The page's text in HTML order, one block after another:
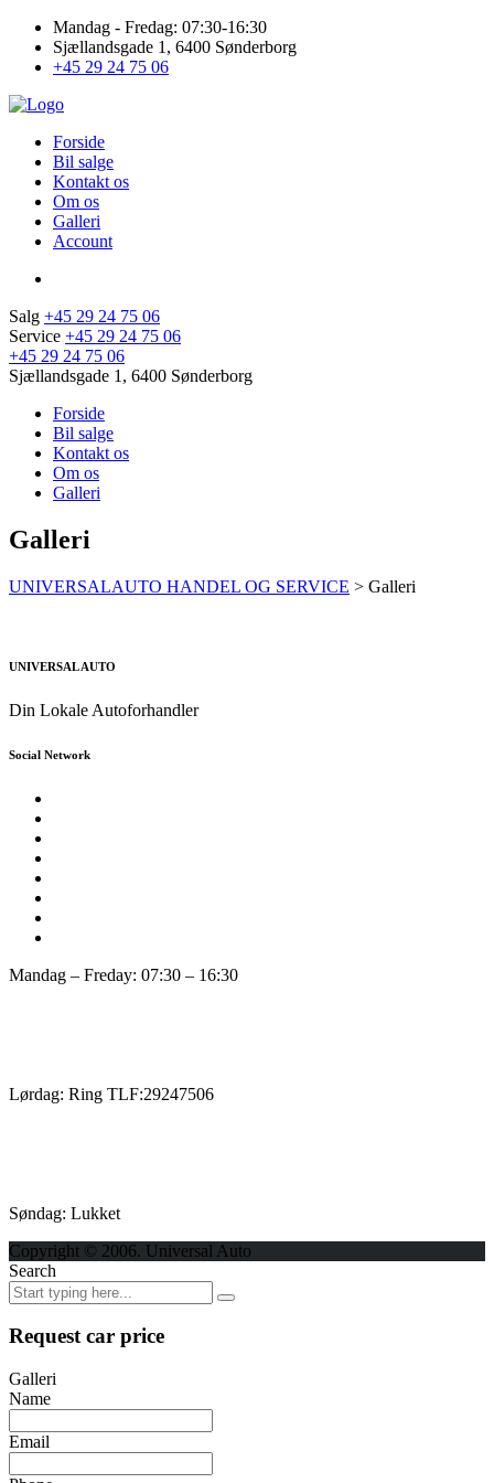
Mandag - Fredag: 07:30-16:30
Sjællandsgade 1, 6400 Sønderborg
+45 29 24 75 06
Forside
Bil salge
Kontakt os
Om os
Galleri
Account
Salg +45 29 24 75 06
Service +45 29 24 75 06
+45 29 24 75 06
Sjællandsgade 1, 6400 Sønderborg
Forside
Bil salge
Kontakt os
Om os
Galleri
Galleri
UNIVERSALAUTO HANDEL OG SERVICE > Galleri
UNIVERSAL AUTO
Din Lokale Autoforhandler
Social Network
Mandag – Freday: 07:30 – 16:30
Lørdag: Ring TLF:29247506
Søndag: Lukket
Copyright © 2006. Universal Auto
Search
Request car price
Galleri
Name
Email